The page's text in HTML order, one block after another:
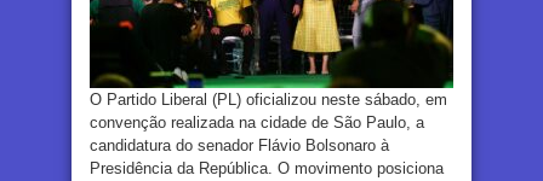
O Partido Liberal (PL) oficializou neste sábado, em
convenção realizada na cidade de São Paulo, a
candidatura do senador Flávio Bolsonaro à
Presidência da República. O movimento posiciona